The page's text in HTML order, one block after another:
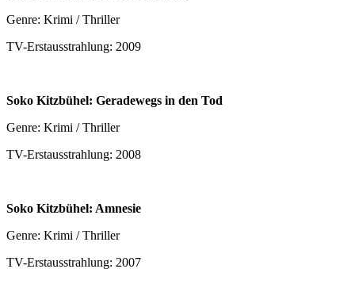
Genre: Krimi / Thriller
TV-Erstausstrahlung: 2009
Soko Kitzbühel: Geradewegs in den Tod
Genre: Krimi / Thriller
TV-Erstausstrahlung: 2008
Soko Kitzbühel: Amnesie
Genre: Krimi / Thriller
TV-Erstausstrahlung: 2007